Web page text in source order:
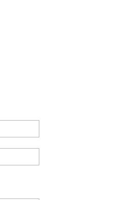
Posta:*